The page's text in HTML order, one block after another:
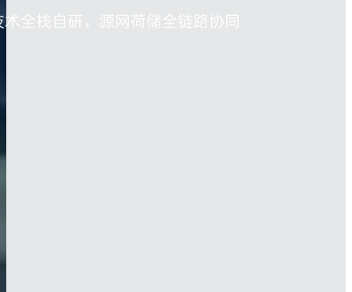
全栈自研，源网荷储全链路协同